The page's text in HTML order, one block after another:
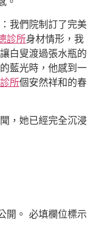
我們院制訂了完美
診所身材情形，我
白叟渡過張水瓶的
的藍光時，他感到一
所個安然祥和的春
，她已經完全沉浸
開。 必填欄位標示